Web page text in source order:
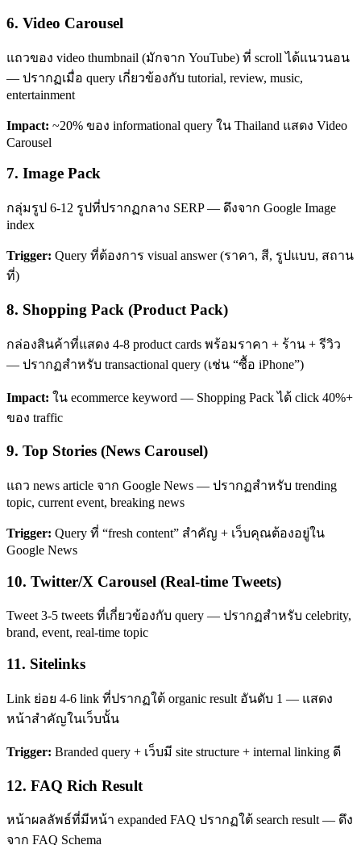
6. Video Carousel
แถวของ video thumbnail (มักจาก YouTube) ที่ scroll ได้แนวนอน
— ปรากฏเมื่อ query เกี่ยวข้องกับ tutorial, review, music,
entertainment
Impact: ~20% ของ informational query ใน Thailand แสดง Video
Carousel
7. Image Pack
กลุ่มรูป 6-12 รูปที่ปรากฏกลาง SERP — ดึงจาก Google Image
index
Trigger: Query ที่ต้องการ visual answer (ราคา, สี, รูปแบบ, สถาน
ที่)
8. Shopping Pack (Product Pack)
กล่องสินค้าที่แสดง 4-8 product cards พร้อมราคา + ร้าน + รีวิว
— ปรากฏสำหรับ transactional query (เช่น “ซื้อ iPhone”)
Impact: ใน ecommerce keyword — Shopping Pack ได้ click 40%+
ของ traffic
9. Top Stories (News Carousel)
แถว news article จาก Google News — ปรากฏสำหรับ trending
topic, current event, breaking news
Trigger: Query ที่ “fresh content” สำคัญ + เว็บคุณต้องอยู่ใน
Google News
10. Twitter/X Carousel (Real-time Tweets)
Tweet 3-5 tweets ที่เกี่ยวข้องกับ query — ปรากฏสำหรับ celebrity,
brand, event, real-time topic
11. Sitelinks
Link ย่อย 4-6 link ที่ปรากฏใต้ organic result อันดับ 1 — แสดง
หน้าสำคัญในเว็บนั้น
Trigger: Branded query + เว็บมี site structure + internal linking ดี
12. FAQ Rich Result
หน้าผลลัพธ์ที่มีหน้า expanded FAQ ปรากฏใต้ search result — ดึง
จาก FAQ Schema